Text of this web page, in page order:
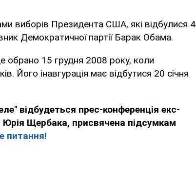
виборів Президента США, які відбулися 4
Демократичної партії Барак Обама.
15 грудня 2008 року, коли
Його інавгурація має відбутися 20 січня
відбудеться прес-конференція екс-
Щербака, присвячена підсумкам
питання!